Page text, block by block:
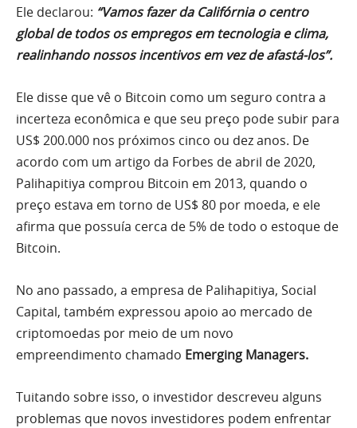
Ele declarou: “Vamos fazer da Califórnia o centro
global de todos os empregos em tecnologia e clima,
realinhando nossos incentivos em vez de afastá-los”.
Ele disse que vê o Bitcoin como um seguro contra a
incerteza econômica e que seu preço pode subir para
US$ 200.000 nos próximos cinco ou dez anos. De
acordo com um artigo da Forbes de abril de 2020,
Palihapitiya comprou Bitcoin em 2013, quando o
preço estava em torno de US$ 80 por moeda, e ele
afirma que possuía cerca de 5% de todo o estoque de
Bitcoin.
No ano passado, a empresa de Palihapitiya, Social
Capital, também expressou apoio ao mercado de
criptomoedas por meio de um novo
empreendimento chamado Emerging Managers.
Tuitando sobre isso, o investidor descreveu alguns
problemas que novos investidores podem enfrentar